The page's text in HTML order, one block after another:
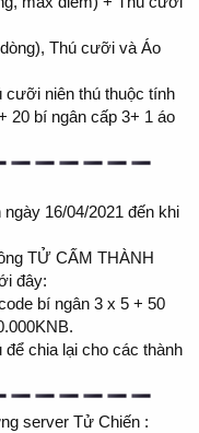
Thú cưỡi và Áo
cưỡi niên thú thuộc tính
20 bí ngân cấp 3+ 1 áo
16/04/2021 đến khi
TỬ CẤM THÀNH
đây:
bí ngân 3 x 5 + 50
chia lại cho các thành
server Tử Chiến :